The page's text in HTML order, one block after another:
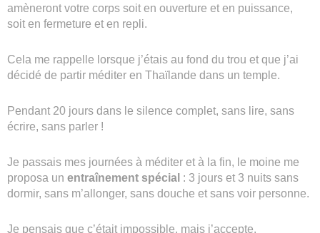
amèneront votre corps soit en ouverture et en puissance,
soit en fermeture et en repli.
Cela me rappelle lorsque j’étais au fond du trou et que j’ai
décidé de partir méditer en Thaïlande dans un temple.
Pendant 20 jours dans le silence complet, sans lire, sans
écrire, sans parler !
Je passais mes journées à méditer et à la fin, le moine me
proposa un entraînement spécial : 3 jours et 3 nuits sans
dormir, sans m’allonger, sans douche et sans voir personne.
Je pensais que c’était impossible, mais j’accepte.